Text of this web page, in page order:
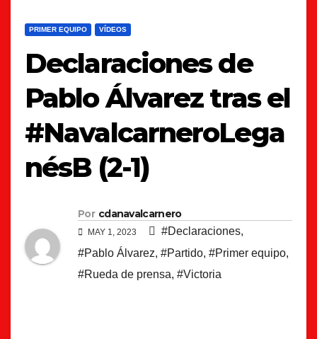
PRIMER EQUIPO VÍDEOS
Declaraciones de
Pablo Álvarez tras el
#NavalcarneroLega
nésB (2-1)
Por cdanavalcarnero
MAY 1, 2023 #Declaraciones,
#Pablo Álvarez, #Partido, #Primer equipo,
#Rueda de prensa, #Victoria